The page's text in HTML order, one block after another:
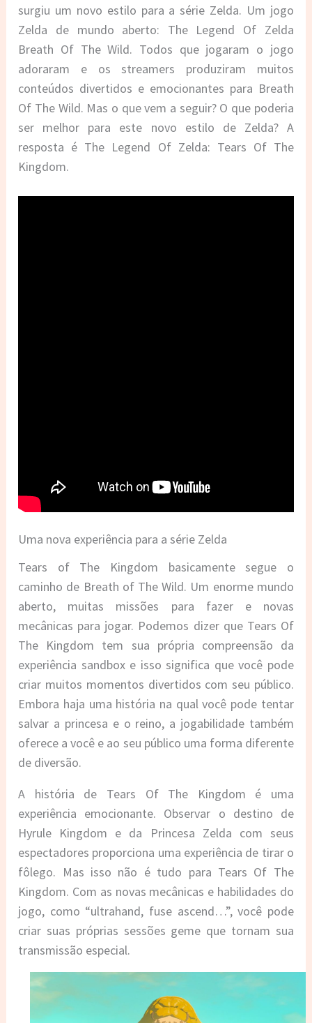
surgiu um novo estilo para a série Zelda. Um jogo
Zelda de mundo aberto: The Legend Of Zelda
Breath Of The Wild. Todos que jogaram o jogo
adoraram e os streamers produziram muitos
conteúdos divertidos e emocionantes para Breath
Of The Wild. Mas o que vem a seguir? O que poderia
ser melhor para este novo estilo de Zelda? A
resposta é The Legend Of Zelda: Tears Of The
Kingdom.
Uma nova experiência para a série Zelda
Tears of The Kingdom basicamente segue o
caminho de Breath of The Wild. Um enorme mundo
aberto, muitas missões para fazer e novas
mecânicas para jogar. Podemos dizer que Tears Of
The Kingdom tem sua própria compreensão da
experiência sandbox e isso significa que você pode
criar muitos momentos divertidos com seu público.
Embora haja uma história na qual você pode tentar
salvar a princesa e o reino, a jogabilidade também
oferece a você e ao seu público uma forma diferente
de diversão.
A história de Tears Of The Kingdom é uma
experiência emocionante. Observar o destino de
Hyrule Kingdom e da Princesa Zelda com seus
espectadores proporciona uma experiência de tirar o
fôlego. Mas isso não é tudo para Tears Of The
Kingdom. Com as novas mecânicas e habilidades do
jogo, como “ultrahand, fuse ascend…”, você pode
criar suas próprias sessões geme que tornam sua
transmissão especial.